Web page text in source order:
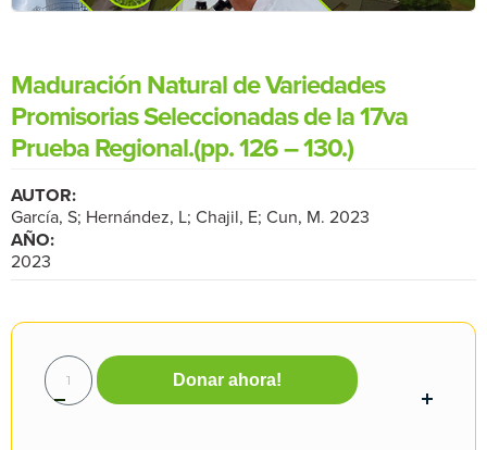
Maduración Natural de Variedades
Promisorias Seleccionadas de la 17va
Prueba Regional.(pp. 126 – 130.)
AUTOR:
García, S; Hernández, L; Chajil, E; Cun, M. 2023
AÑO:
2023
Donar ahora!